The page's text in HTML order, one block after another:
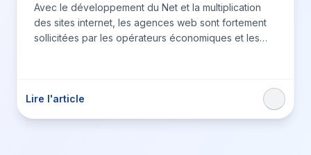
Avec le développement du Net et la multiplication
des sites internet, les agences web sont fortement
sollicitées par les opérateurs économiques et les
Lire l'article